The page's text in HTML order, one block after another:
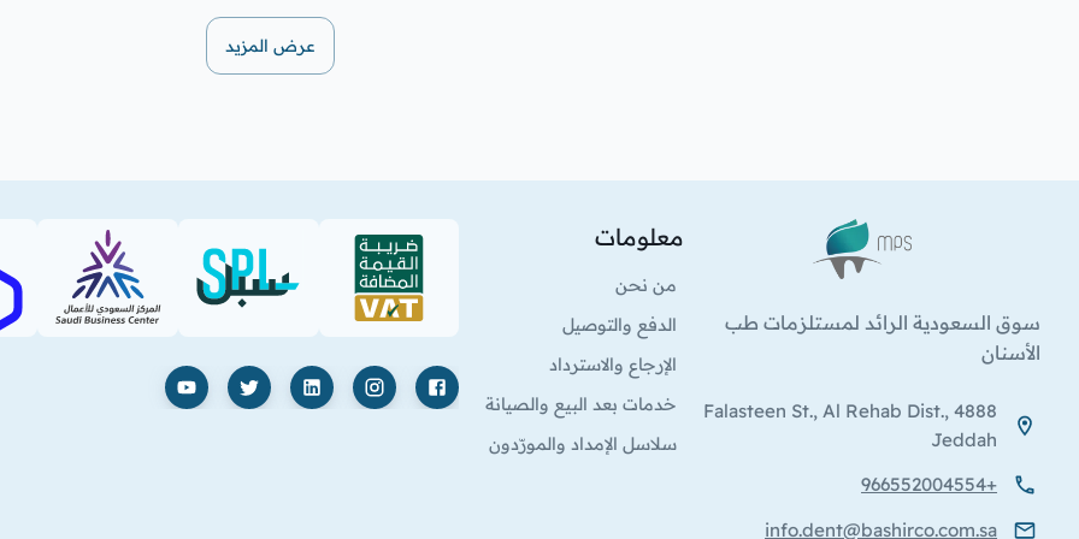
عرض المزيد
الشعار
سوق السعودية الرائد لمستلزمات طب
الأسنان
4888 Falasteen St., Al Rehab Dist.,
Jeddah
+966552004554
info.dent@bashirco.com.sa
معلومات
من نحن
الدفع والتوصيل
الإرجاع والاسترداد
خدمات بعد البيع والصيانة
سلاسل الإمداد والمورّدون
VAT (PDF)
SPL (PDF)
SBC
فيسبوكإنستغراملينكدإن X يوتيوب